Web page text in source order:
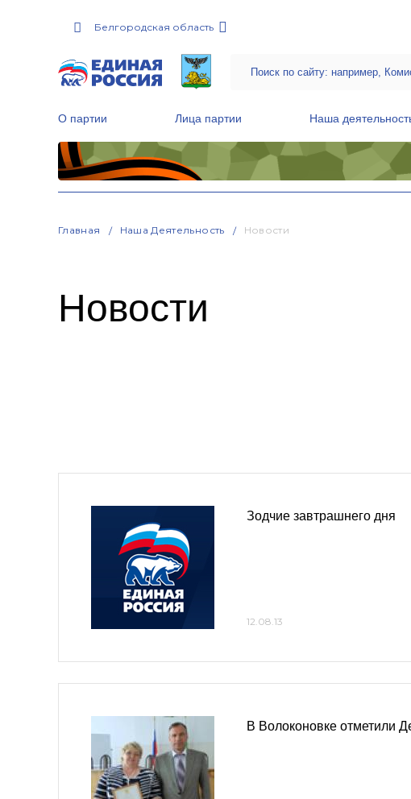
Белгородская область
О партии Лица партии Наша
Главная Наша Деятельность Новости
Новости
Зодчие завтрашнего дня
12.08.13
В Волоконовке отметили